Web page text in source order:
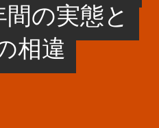
の実態と
相違